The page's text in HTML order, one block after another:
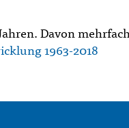
Davon
1963-2018